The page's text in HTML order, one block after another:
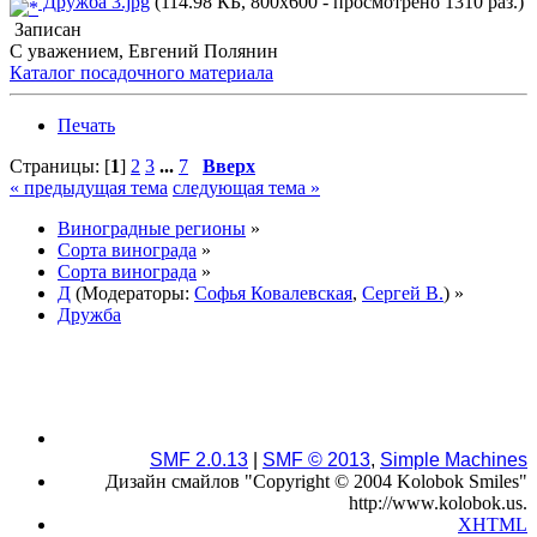
Записан
С уважением, Евгений Полянин
Каталог посадочного материала
Печать
Страницы: [1] 2 3 ... 7
Вверх
« предыдущая тема следующая тема »
Виноградные регионы »
Сорта винограда »
Сорта винограда »
Д (Модераторы: Софья Ковалевская, Сергей В.) »
Дружба
SMF 2.0.13 SMF © 2013, Simple Machines
Дизайн смайлов "Copyright © 2004 Kolobok Smiles"
http://www.kolobok.us.
XHTML